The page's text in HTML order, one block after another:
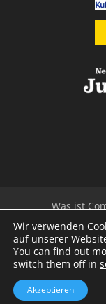
Was ist
Der Beirat
© 2020
Wir verwenden
auf unserer
You can find out
switch them off in
Akzeptieren